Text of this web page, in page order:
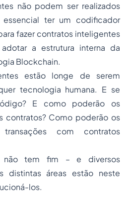
não podem ser realizados
ter um codificador
fazer contratos inteligentes
a estrutura interna da
Blockchain.
estão longe de serem
tecnologia humana. E se
E como poderão os
contratos? Como poderão os
com contratos
tem fim – e diversos
distintas áreas estão neste
los.